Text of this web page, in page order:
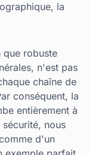
la
que robuste
n'est pas
chaîne de
conséquent, la
entièrement à
nous
d'un